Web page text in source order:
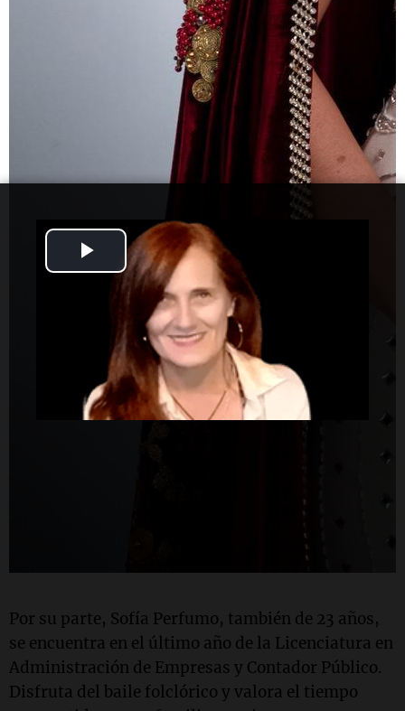
Play
Video
Por su parte, Sofía Perfumo, también de 23 años,
se encuentra en el último año de la Licenciatura en
Administración de Empresas y Contador Público.
Disfruta del baile folclórico y valora el tiempo